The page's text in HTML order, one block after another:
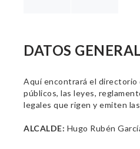
DATOS
Aquí encontrará el directorio
públicos, las leyes,
legales que rigen y emiten
ALCALDE: Hugo Rubén